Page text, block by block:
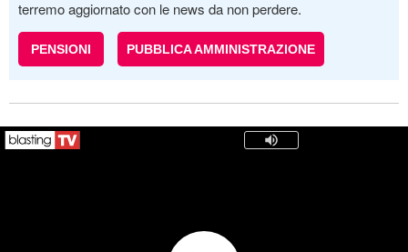
terremo aggiornato con le news da non perdere.
PENSIONI PUBBLICA AMMINISTRAZIONE